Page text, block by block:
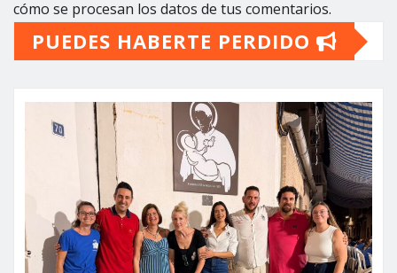
cómo se procesan los datos de tus comentarios.
PUEDES HABERTE PERDIDO